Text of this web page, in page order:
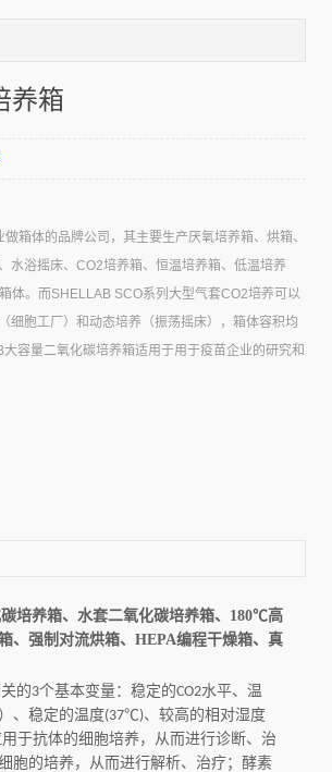
养箱
箱体的品牌公司，其主要生产厌氧培养箱、烘箱、
水浴摇床、CO2培养箱、恒温培养箱、低温培养
体。而SHELLAB SCO系列大型气套CO2培养可以
细胞工厂）和动态培养（振荡摇床），箱体容积均
容量二氧化碳培养箱适用于用于疫苗企业的研究和
培养箱、水套二氧化碳培养箱、 180℃高
、强制对流烘箱、HEPA编程干燥箱、真
的3个基本变量：稳定的CO2水平、温
）、稳定的温度(37℃)、较高的相对湿度
于抗体的细胞培养，从而进行诊断、治
胞的培养，从而进行解析、治疗；酵素